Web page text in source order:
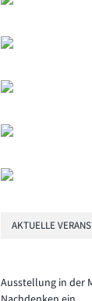
AKTUELLE
Ausstellung in der